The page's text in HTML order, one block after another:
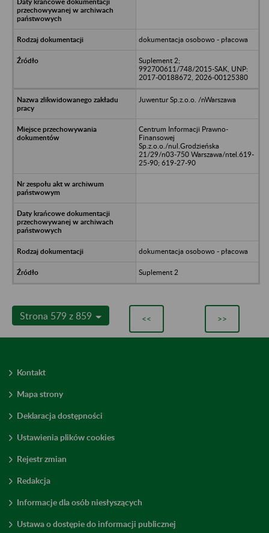
dokumentacja osobowo - płacowa
Suplement 2;
992700611/748/2015-SAK, UNP:
2017-00188672, 2026-00125380
Juwentur Sp.z.o.o. /nWarszawa
Centrum Informacji Prawno-
Finansowej
Sp.z.o.o./nul.Grodzieńska
21/29/n03-750 Warszawa/ntel.619-
25-90; 619-27-90
dokumentacja osobowo - płacowa
Suplement 2
Strona 579 z 859 << >>
Kontakt
Mapa strony
Deklaracja dostępności
Ustawienia plików cookies
Rejestr zmian
Redakcja
Informacje dla osób niesłyszących
Ustawa o dostępie do informacji publicznej